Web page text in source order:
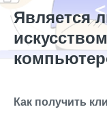
Является
Как получить